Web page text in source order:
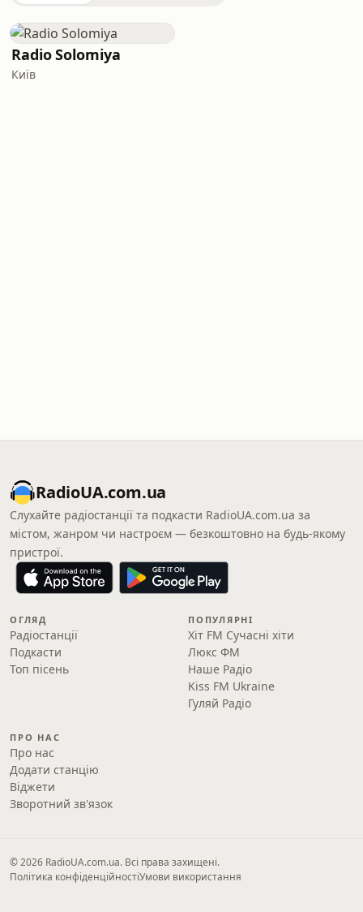
Radio Solomiya
Київ
RadioUA.com.ua
Слухайте радіостанції та подкасти RadioUA.com.ua за
містом, жанром чи настроєм — безкоштовно на будь-якому
пристрої.
ОГЛЯД
Радіостанції
Подкасти
Топ пісень
ПОПУЛЯРНІ
Хіт FM Сучасні хіти
Люкс ФМ
Наше Радіо
Kiss FM Ukraine
Гуляй Радіо
ПРО НАС
Про нас
Додати станцію
Віджети
Зворотний зв'язок
© 2026 RadioUA.com.ua. Всі права захищені.
Політика конфіденційностіУмови використання